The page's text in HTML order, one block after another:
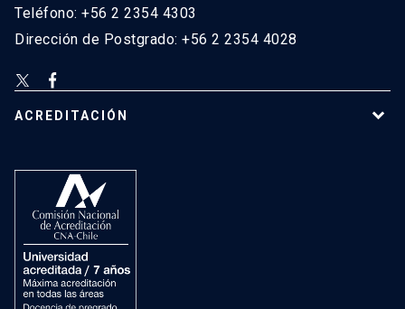
Teléfono: +56 2 2354 4303
Dirección de Postgrado: +56 2 2354 4028
ACREDITACIÓN